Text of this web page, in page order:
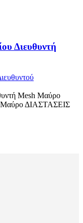
Διευθυντή
Mesh Μαύρο
ΔΙΑΣΤΑΣΕΙΣ